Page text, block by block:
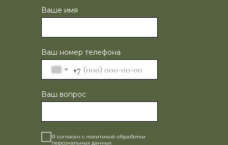
Ваше имя
Ваш номер телефона
+7
Ваш вопрос
Я согласен с политикой обработки
персональных данных